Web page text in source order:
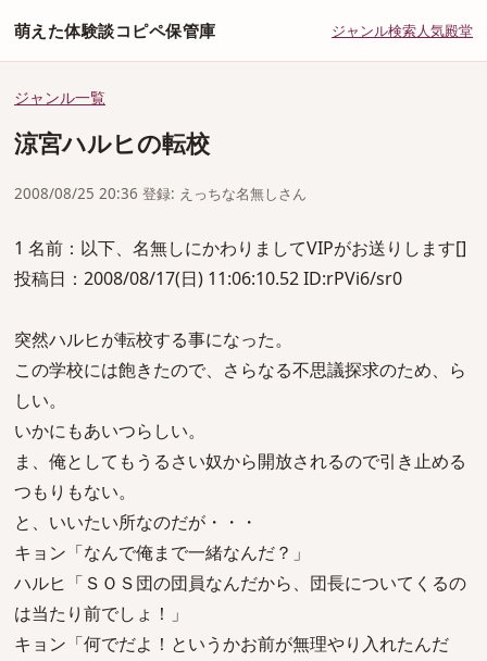
萌えた体験談コピペ保管庫 ジャンル検索人気殿堂
ジャンル一覧
涼宮ハルヒの転校
2008/08/25 20:36 登録: えっちな名無しさん
1 名前：以下、名無しにかわりましてVIPがお送りします[]
投稿日：2008/08/17(日) 11:06:10.52 ID:rPVi6/sr0
突然ハルヒが転校する事になった。
この学校には飽きたので、さらなる不思議探求のため、ら
しい。
いかにもあいつらしい。
ま、俺としてもうるさい奴から開放されるので引き止める
つもりもない。
と、いいたい所なのだが・・・
キョン「なんで俺まで一緒なんだ？」
ハルヒ「ＳＯＳ団の団員なんだから、団長についてくるの
は当たり前でしょ！」
キョン「何でだよ！というかお前が無理やり入れたんだ